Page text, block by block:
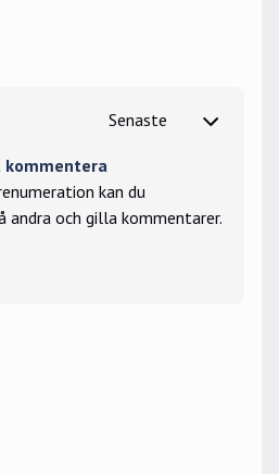
kommentera
kan du
andra och gilla kommentarer.